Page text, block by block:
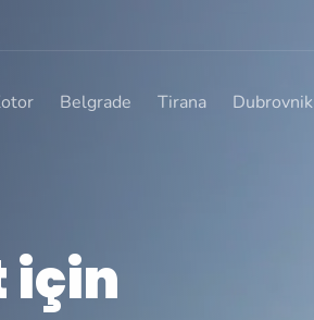
Belgrade Tirana Dubrovnik
için